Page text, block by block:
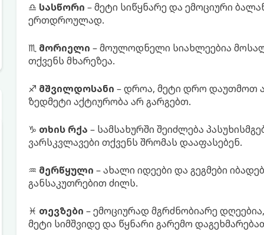
♎ სასწორი – მეტი სიწყნარე და ემოციური
ერთდროულად.
♏ მორიელი – მოულოდნელი სიახლეებია
თქვენს მხარეზეა.
♐ მშვილდოსანი – დროა, მეტი დრო დაუთმოთ
ზედმეტი აქტიურობა არ გარგებთ.
♑ თხის რქა – სამსახურში შეიძლება
ვარსკვლავები თქვენს შრომას დააფასებენ.
♒ მერწყული – ახალი იდეები და გეგმები
განსაკუთრებით ძილს.
♓ თევზები – ემოციურად მგრძნობიარე
მეტი სიმშვიდე და წყნარი გარემო